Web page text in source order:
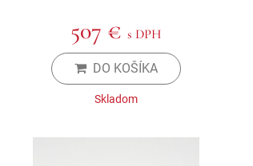
507 €s DPH
DO KOŠÍKA
Skladom